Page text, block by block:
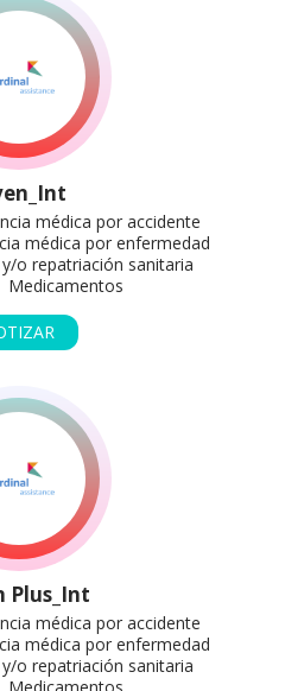
médica por accidente
médica por enfermedad
o repatriación sanitaria
Plus_Int
médica por accidente
médica por enfermedad
o repatriación sanitaria